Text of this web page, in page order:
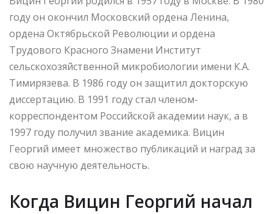
году он окончил Московский ордена Ленина,
ордена Октябрьской Революции и ордена
Трудового Красного Знамени Институт
сельскохозяйственной микробиологии имени К.А.
Тимирязева. В 1986 году он защитил докторскую
диссертацию. В 1991 году стал членом-
корреспондентом Российской академии наук, а в
1997 году получил звание академика. Вицин
Георгий имеет множество публикаций и наград за
свою научную деятельность.
Когда Вицин Георгий начал